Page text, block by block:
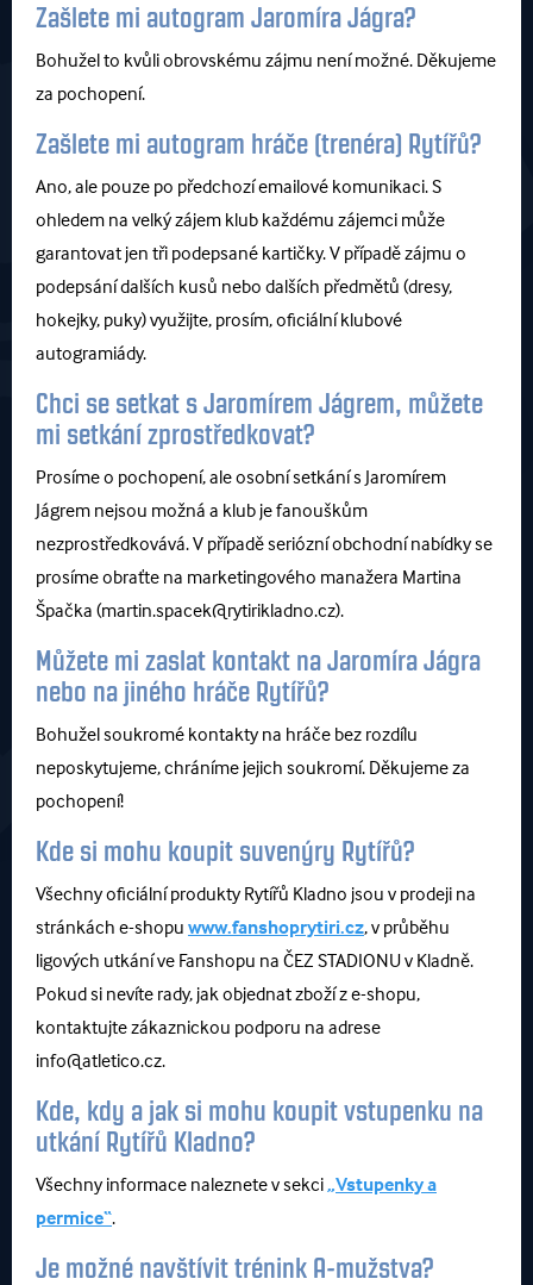
Zašlete mi autogram Jaromíra Jágra?
Bohužel to kvůli obrovskému zájmu není možné. Děkujeme
za pochopení.
Zašlete mi autogram hráče (trenéra) Rytířů?
Ano, ale pouze po předchozí emailové komunikaci. S
ohledem na velký zájem klub každému zájemci může
garantovat jen tři podepsané kartičky. V případě zájmu o
podepsání dalších kusů nebo dalších předmětů (dresy,
hokejky, puky) využijte, prosím, oficiální klubové
autogramiády.
Chci se setkat s Jaromírem Jágrem, můžete
mi setkání zprostředkovat?
Prosíme o pochopení, ale osobní setkání s Jaromírem
Jágrem nejsou možná a klub je fanouškům
nezprostředkovává. V případě seriózní obchodní nabídky se
prosíme obraťte na marketingového manažera Martina
Špačka (martin.spacek@rytirikladno.cz).
Můžete mi zaslat kontakt na Jaromíra Jágra
nebo na jiného hráče Rytířů?
Bohužel soukromé kontakty na hráče bez rozdílu
neposkytujeme, chráníme jejich soukromí. Děkujeme za
pochopení!
Kde si mohu koupit suvenýry Rytířů?
Všechny oficiální produkty Rytířů Kladno jsou v prodeji na
stránkách e-shopu www.fanshoprytiri.cz, v průběhu
ligových utkání ve Fanshopu na ČEZ STADIONU v Kladně.
Pokud si nevíte rady, jak objednat zboží z e-shopu,
kontaktujte zákaznickou podporu na adrese
info@atletico.cz.
Kde, kdy a jak si mohu koupit vstupenku na
utkání Rytířů Kladno?
Všechny informace naleznete v sekci„Vstupenky a
permice“.
Je možné navštívit trénink A-mužstva?